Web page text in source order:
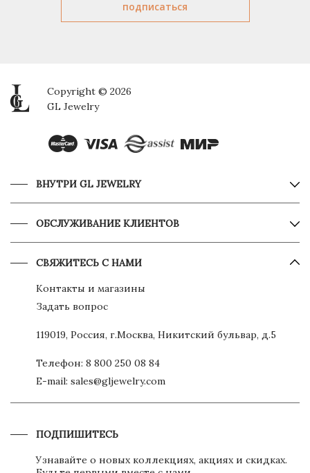
Copyright © 2026
GL Jewelry
ВНУТРИ GL JEWELRY
ОБСЛУЖИВАНИЕ КЛИЕНТОВ
СВЯЖИТЕСЬ С НАМИ
Контакты и магазины
Задать вопрос
119019, Россия, г.Москва, Никитский бульвар, д.5
Телефон: 8 800 250 08 84
E-mail: sales@gljewelry.com
ПОДПИШИТЕСЬ
Узнавайте о новых коллекциях, акциях и скидках.